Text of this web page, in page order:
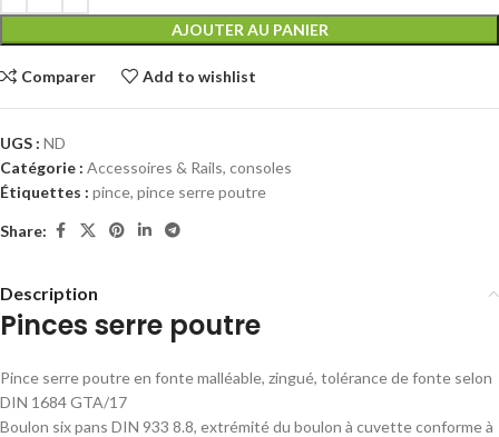
AJOUTER AU PANIER
Comparer Add to wishlist
UGS : ND
Catégorie : Accessoires & Rails, consoles
Étiquettes : pince, pince serre poutre
Share:
Description
Pinces serre poutre
Pince serre poutre en fonte malléable, zingué, tolérance de fonte selon
DIN 1684 GTA/17
Boulon six pans DIN 933 8.8, extrémité du boulon à cuvette conforme à